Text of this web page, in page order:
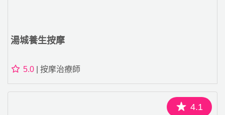
湯城養生按摩
5.0 | 按摩治療師
4.1